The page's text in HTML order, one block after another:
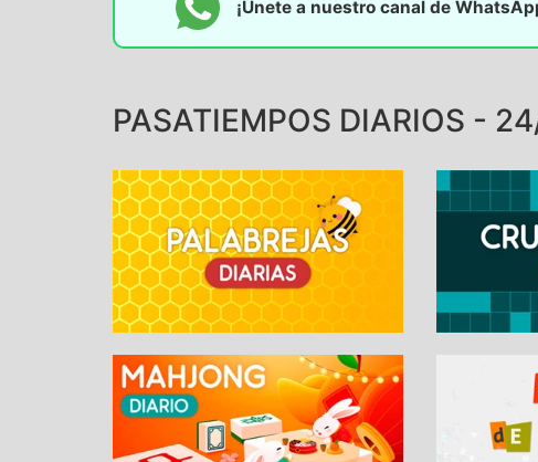
¡Únete a nuestro canal de
PASATIEMPOS DIARIOS -